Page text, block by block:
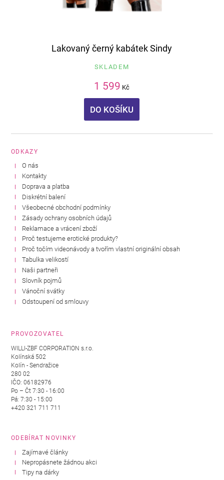
Lakovaný černý kabátek Sindy
SKLADEM
1 599 Kč
DO KOŠÍKU
ODKAZY
O nás
Kontakty
Doprava a platba
Diskrétní balení
Všeobecné obchodní podmínky
Zásady ochrany osobních údajů
Reklamace a vrácení zboží
Proč testujeme erotické produkty?
Proč točím videonávody a tvořím vlastní originální obsah
Tabulka velikostí
Naši partneři
Slovník pojmů
Vánoční svátky
Odstoupení od smlouvy
PROVOZOVATEL
WILLI-ZBF CORPORATION s.r.o.
Kolínská 502
Kolín - Sendražice
280 02
IČO: 06182976
Po – Čt 7:30 - 16:00
Pá: 7:30 - 15:00
+420 321 711 711
ODEBÍRAT NOVINKY
Zajímavé články
Nepropásnete žádnou akci
Tipy na dárky